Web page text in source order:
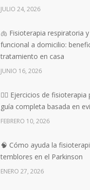
JULIO 24, 2026
🫁 Fisioterapia respiratoria
funcional a domicilio:
tratamiento en casa
JUNIO 16, 2026
🏋️‍♀️ Ejercicios de fisioterapia
guía completa basada en
FEBRERO 10, 2026
🧠 Cómo ayuda la
temblores en el Parkinson
ENERO 27, 2026